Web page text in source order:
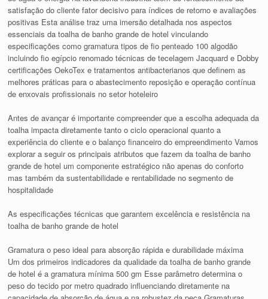
satisfação do cliente fator decisivo para índices de retorno e avaliações
positivas Esta análise traz uma imersão detalhada nos aspectos
essenciais da toalha de banho grande de hotel vinculando
especificações como gramatura tipos de fio penteado 100 algodão
incluindo fio egípcio renomado técnicas de tecelagem Jacquard e Dobby
certificações OekoTex e tratamentos antibacterianos que definem as
melhores práticas para o abastecimento reposição e operação contínua
de enxovais profissionais no setor hoteleiro
Antes de avançar é importante compreender que a escolha adequada da
toalha impacta diretamente tanto o ciclo operacional quanto a
experiência do cliente e o balanço financeiro do empreendimento Vamos
explorar a seguir os principais atributos que fazem da toalha de banho
grande de hotel um componente estratégico não apenas do conforto
mas também da sustentabilidade e rentabilidade no segmento de
hospitalidade
As especificações técnicas que garantem excelência e resistência na
toalha de banho grande de hotel
Gramatura o peso ideal para absorção rápida e durabilidade máxima
Um dos primeiros indicadores da qualidade da toalha de banho grande
de hotel é a gramatura mínima 500 gm Esse parâmetro determina o
peso do tecido por metro quadrado influenciando diretamente na